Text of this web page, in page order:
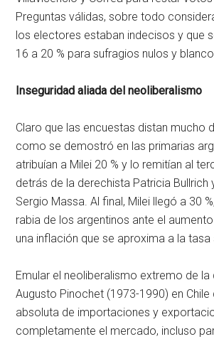
Preguntas válidas, sobre todo
los electores estaban indecisos y que
16 a 20 % para sufragios nulos y
Inseguridad aliada del neoliberalismo
Claro que las encuestas distan mucho
como se demostró en las primarias
atribuían a Milei 20 % y lo remitían al
detrás de la derechista Patricia Bullrich
Sergio Massa. Al final, Milei llegó a 30
rabia de los argentinos ante el
una inflación que se aproxima a la tasa
Emular el neoliberalismo extremo de la
Augusto Pinochet (1973-1990) en Chile
absoluta de importaciones y
completamente el mercado, incluso